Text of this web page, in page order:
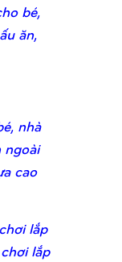
bé,
ăn,
nhà
ngoài
cao
lắp
lắp